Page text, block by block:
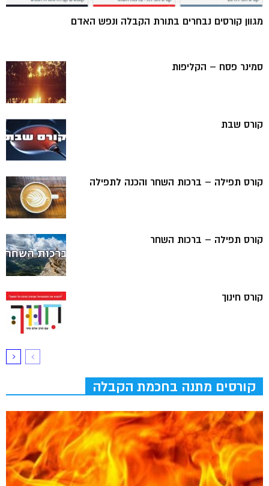
מגוון קורסים נבחרים בתורת הקבלה ונפש האדם
סמינר פסח – הקליפות
קורס שבת
קורס תפילה – ברכות השחר והכנה לתפילה
קורס תפילה – ברכות השחר
קורס חינוך
קורסים מתנה בחכמת הקבלה